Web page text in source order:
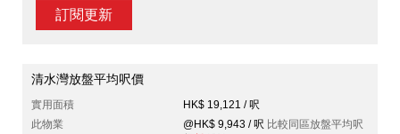
訂閱更新
清水灣放盤平均呎價
實用面積
HK$ 19,121 / 呎
此物業
@HK$ 9,943 / 呎 比較同區放盤平均呎